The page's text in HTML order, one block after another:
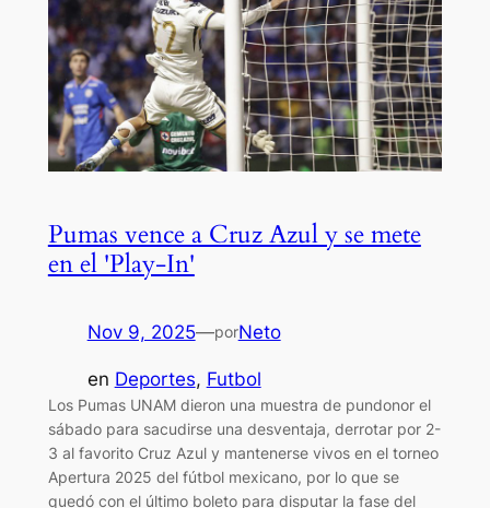
Pumas vence a Cruz Azul y se mete
en el 'Play-In'
Nov 9, 2025—porNeto
en Deportes, Futbol
Los Pumas UNAM dieron una muestra de pundonor el
sábado para sacudirse una desventaja, derrotar por 2-
3 al favorito Cruz Azul y mantenerse vivos en el torneo
Apertura 2025 del fútbol mexicano, por lo que se
quedó con el último boleto para disputar la fase del